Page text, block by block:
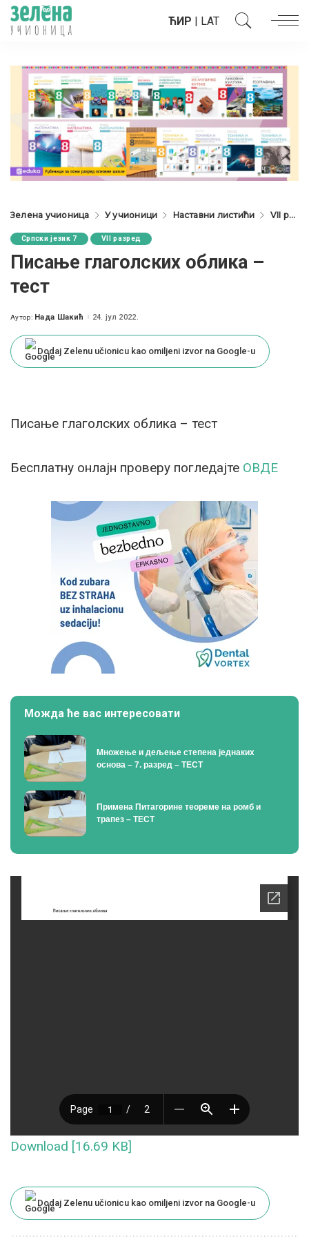
ЋИР | LAT
Зелена учионица У учионици Наставни листићи VII разред
Српски језик 7 VII разред
Писање глаголских облика –
тест
Posted
Аутор: Нада Шакић 24. јул 2022.
Dodaj Zelenu učionicu kao omiljeni izvor na Google-u
Писање глаголских облика – тест
Бесплатну онлајн проверу погледајте ОВДЕ
Можда ће вас интересовати
Множење и дељење степена једнаких
основа – 7. разред – ТЕСТ
Примена Питагорине теореме на ромб и
трапез – ТЕСТ
Download [16.69 KB]
Dodaj Zelenu učionicu kao omiljeni izvor na Google-u